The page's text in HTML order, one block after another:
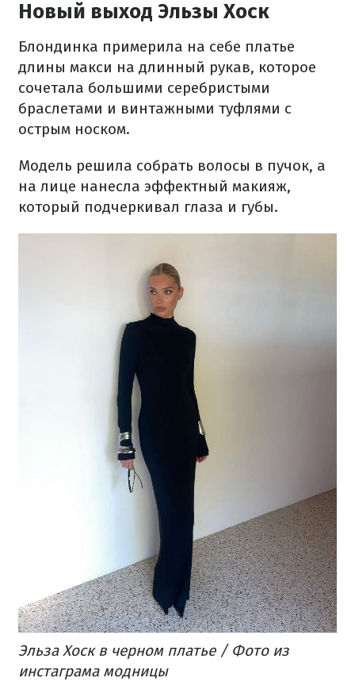
Новый выход Эльзы Хоск
Блондинка примерила на себе платье
длины макси на длинный рукав, которое
сочетала большими серебристыми
браслетами и винтажными туфлями с
острым носком.
Модель решила собрать волосы в пучок, а
на лице нанесла эффектный макияж,
который подчеркивал глаза и губы.
Эльза Хоск в черном платье / Фото из
инстаграма модницы